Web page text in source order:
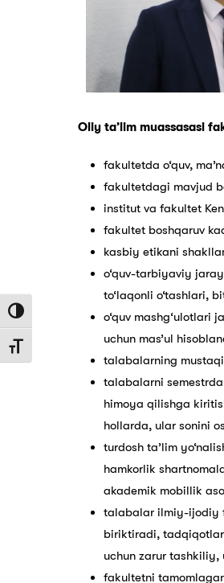
Toggle High Contrast
Toggle Font size
Oliy ta’lim muassasasi
fakultetda o‘quv,
fakultetdagi mavjud
institut va fakultet
fakultet boshqaruv
kasbiy etikani
o‘quv-tarbiyaviy
to‘laqonli o‘tashlari,
o‘quv
uchun mas’ul
talabalarning
talabalarni
himoya qilishga
hollarda, ular sonini
turdosh ta’lim
hamkorlik
akademik mobillik
talabalar ilmiy-ijodiy
biriktiradi,
uchun zarur
fakultetni